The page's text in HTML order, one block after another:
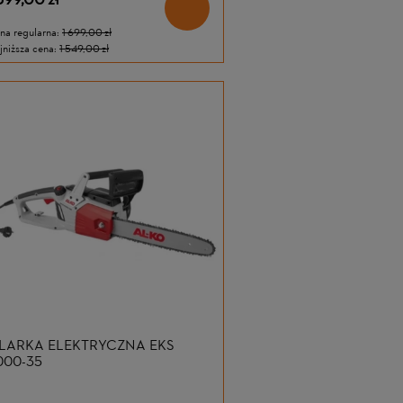
ZŁ
299,00 ZŁ
NAJNIŻSZA CENA:
regularna: 1 699,00 zł
cena: 1 549,00 zł
ELEKTRYCZNA EKS
35